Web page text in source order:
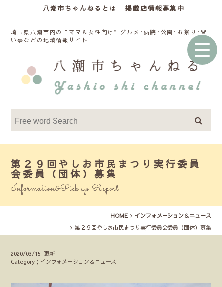
八潮市ちゃんねるとは 掲載店情報募集中
埼玉県八潮市内の“ママ＆女性向け”グルメ･病院･公園･お祭り･習
い事などの地域情報サイト
第２９回やしお市民まつり実行委員
会委員（団体）募集
Information&Pick up Report
HOME
インフォメーション＆ニュース
第２９回やしお市民まつり実行委員会委員（団体）募集
2020/03/15 更新
Category；インフォメーション＆ニュース